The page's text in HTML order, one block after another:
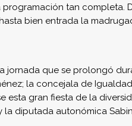
tan completa.
bien entrada la
jornada que se prolongó
la concejala de
gran fiesta de la
diputada autonómica